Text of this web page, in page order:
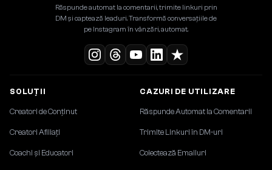
Răspunde automat la comentarii, trimite linkuri prin
DM și captează leaduri. Transformă conversațiile de
pe Instagram în vânzări, automat.
SOLUȚII
Creatori de Conținut
Creatori Afiliați
Coachi și Educatori
CAZURI DE UTILIZARE
Răspunde Automat la Comentarii
Trimite Linkuri în DM-uri
Colectează Emailuri